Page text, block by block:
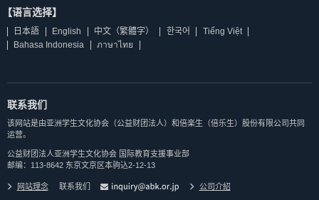
【语言选择】
日本語 English 中文（繁體字） 한국어
Tiếng Việt
Bahasa Indonesia
ภาษาไทย
联系我们
该网站是由亚洲学生文化协会（公益财团法人）和倍楽生（倍乐生）股份有限公司共同
运营。
公益财团法人亚洲学生文化协会 国际教育支援事业部
邮编：113-8642 东京文京区本驹込2-12-13
网站理念 联系我们 公司介紹